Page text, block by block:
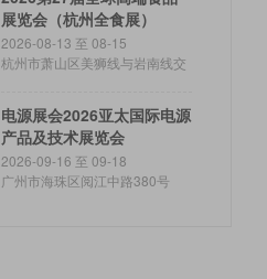
展览会（杭州全食展）
2026-08-13 至 08-15
杭州市萧山区美狮线与岩南线交
电源展会2026亚太国际电源
产品及技术展览会
2026-09-16 至 09-18
广州市海珠区阅江中路380号